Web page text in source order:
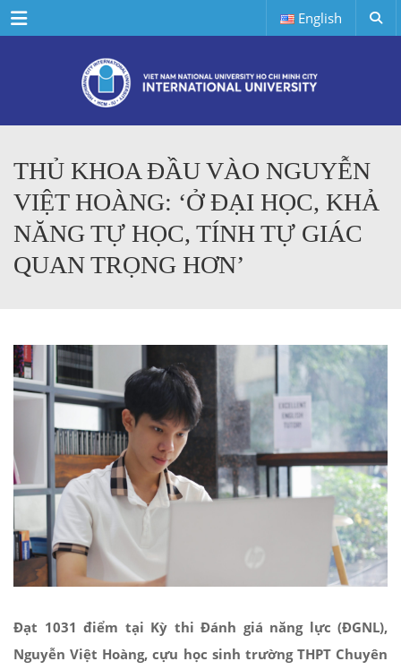
Menu English
THỦ KHOA ĐẦU VÀO NGUYỄN
VIỆT HOÀNG: ‘Ở ĐẠI HỌC, KHẢ
NĂNG TỰ HỌC, TÍNH TỰ GIÁC
QUAN TRỌNG HƠN’
Đạt 1031 điểm tại Kỳ thi Đánh giá năng lực (ĐGNL),
Nguyễn Việt Hoàng, cựu học sinh trường THPT Chuyên